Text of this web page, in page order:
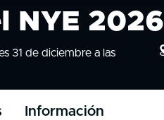
NYE 2026
31 de diciembre a las
Información